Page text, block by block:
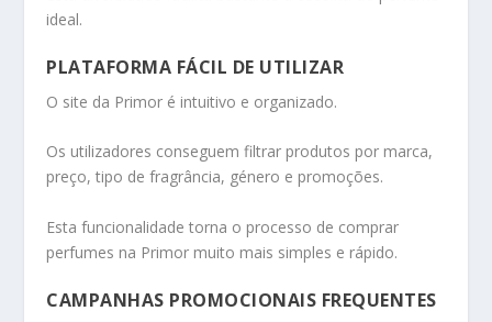
ideal.
PLATAFORMA FÁCIL DE UTILIZAR
O site da Primor é intuitivo e organizado.
Os utilizadores conseguem filtrar produtos por marca,
preço, tipo de fragrância, género e promoções.
Esta funcionalidade torna o processo de comprar
perfumes na Primor muito mais simples e rápido.
CAMPANHAS PROMOCIONAIS FREQUENTES